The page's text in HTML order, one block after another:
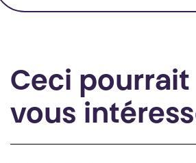
Ceci pourrait
vous